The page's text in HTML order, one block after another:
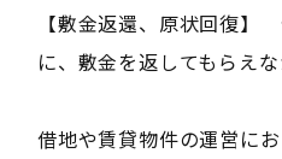
【敷金返還、原状回復
に、敷金を返してもらえ
借地や賃貸物件の運営に